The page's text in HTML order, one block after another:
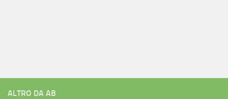
ALTRO DA AB